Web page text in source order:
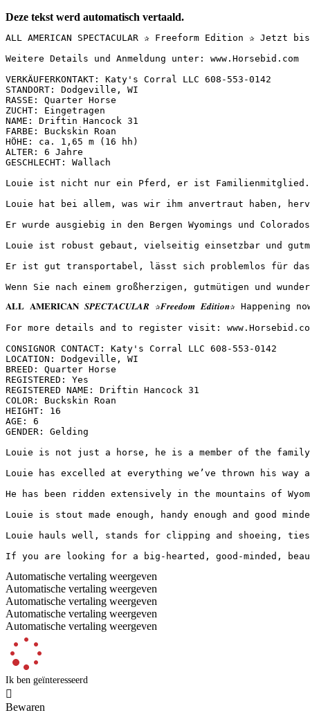
Deze tekst werd automatisch vertaald.
ALL AMERICAN SPECTACULAR ✰ Freeform Edition ✰
Weitere Details und Anmeldung unter: www.Horsebid.com
VERKÄUFERKONTAKT: Katy's Corral LLC 608-553-0142
STANDORT: Dodgeville, WI
RASSE: Quarter Horse
ZUCHT: Eingetragen
NAME: Driftin Hancock 31
FARBE: Buckskin Roan
HÖHE: ca. 1,65 m (16 hh)
ALTER: 6 Jahre
GESCHLECHT: Wallach
Louie ist nicht nur ein Pferd, er ist Familienmitglied.
Louie hat bei allem, was wir ihm anvertraut haben,
Er wurde ausgiebig in den Bergen Wyomings und
Louie ist robust gebaut, vielseitig einsetzbar und
Er ist gut transportabel, lässt sich problemlos für das
Wenn Sie nach einem großherzigen, gutmütigen und
𝐀𝐋𝐋 𝐀𝐌𝐄𝐑𝐈𝐂𝐀𝐍 𝑺𝑷𝑬𝑪𝑻𝑨𝑪𝑼𝑳𝑨𝑹 ✰𝑭𝒓𝒆𝒆𝒅𝒐𝒎 𝑬𝒅𝒊𝒕𝒊𝒐𝒏✰
For more details and to register visit:
CONSIGNOR CONTACT: Katy's Corral LLC 608-553-0142
LOCATION: Dodgeville, WI
BREED: Quarter Horse
REGISTERED: Yes
REGISTERED NAME: Driftin Hancock 31
COLOR: Buckskin Roan
HEIGHT: 16
AGE: 6
GENDER: Gelding
Louie is not just a horse, he is a member of the
Louie has excelled at everything we’ve thrown his
He has been ridden extensively in the mountains of
Louie is stout made enough, handy enough and good
Louie hauls well, stands for clipping and shoeing, ties
If you are looking for a big-hearted, good-minded,
Automatische vertaling weergeven
Automatische vertaling weergeven
Automatische vertaling weergeven
Automatische vertaling weergeven
Automatische vertaling weergeven
Ik ben geïnteresseerd

Bewaren